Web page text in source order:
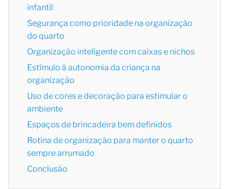
infantil
Segurança como prioridade na organização
do quarto
Organização inteligente com caixas e nichos
Estímulo à autonomia da criança na
organização
Uso de cores e decoração para estimular o
ambiente
Espaços de brincadeira bem definidos
Rotina de organização para manter o quarto
sempre arrumado
Conclusão